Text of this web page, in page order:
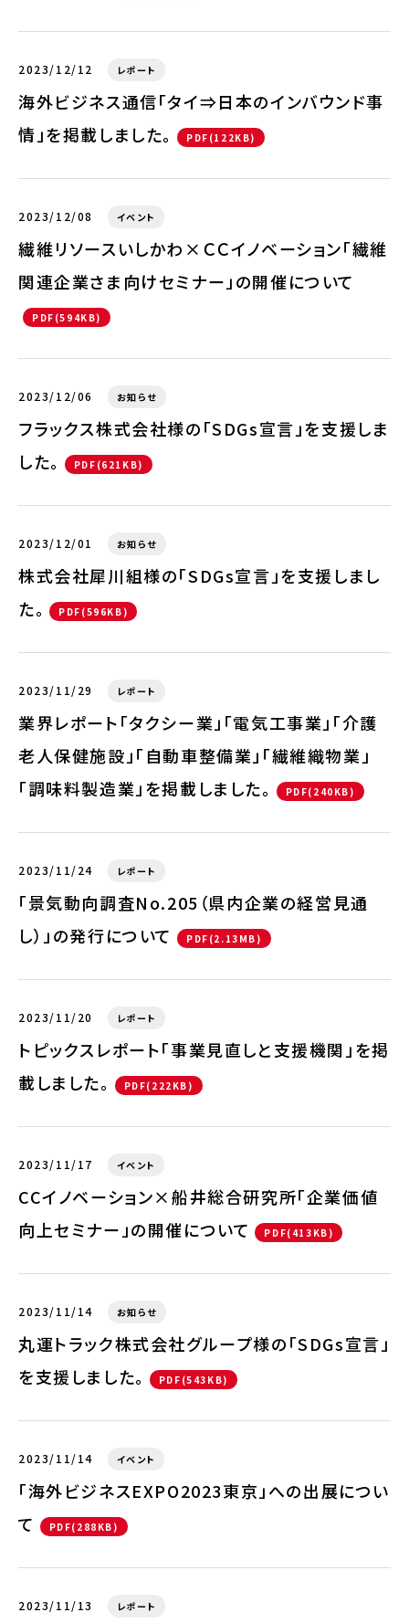
2023/12/12 レポート
海外ビジネス通信「タイ⇒日本のインバウンド事
情」を掲載しました。
PDF(122KB)
2023/12/08 イベント
繊維リソースいしかわ×ＣＣイノベーション「繊維
関連企業さま向けセミナー」の開催について
PDF(594KB)
2023/12/06 お知らせ
フラックス株式会社様の「SDGs宣言」を支援しま
した。
PDF(621KB)
2023/12/01 お知らせ
株式会社犀川組様の「SDGs宣言」を支援しまし
た。
PDF(596KB)
2023/11/29 レポート
業界レポート「タクシー業」「電気工事業」「介護
老人保健施設」「自動車整備業」「繊維織物業」
「調味料製造業」を掲載しました。
PDF(240KB)
2023/11/24 レポート
「景気動向調査No.205（県内企業の経営見通
し）」の発行について
PDF(2.13MB)
2023/11/20 レポート
トピックスレポート「事業見直しと支援機関」を掲
載しました。
PDF(222KB)
2023/11/17 イベント
CCイノベーション×船井総合研究所「企業価値
向上セミナー」の開催について
PDF(413KB)
2023/11/14 お知らせ
丸運トラック株式会社グループ様の「SDGs宣言」
を支援しました。
PDF(543KB)
2023/11/14 イベント
「海外ビジネスEXPO2023東京」への出展につい
て
PDF(288KB)
2023/11/13 レポート